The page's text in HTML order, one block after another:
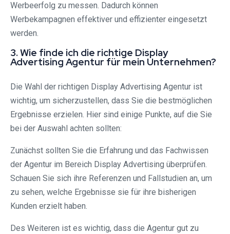
Werbeerfolg zu messen. Dadurch können
Werbekampagnen effektiver und effizienter eingesetzt
werden.
3. Wie finde ich die richtige Display
Advertising Agentur für mein Unternehmen?
Die Wahl der richtigen Display Advertising Agentur ist
wichtig, um sicherzustellen, dass Sie die bestmöglichen
Ergebnisse erzielen. Hier sind einige Punkte, auf die Sie
bei der Auswahl achten sollten:
Zunächst sollten Sie die Erfahrung und das Fachwissen
der Agentur im Bereich Display Advertising überprüfen.
Schauen Sie sich ihre Referenzen und Fallstudien an, um
zu sehen, welche Ergebnisse sie für ihre bisherigen
Kunden erzielt haben.
Des Weiteren ist es wichtig, dass die Agentur gut zu